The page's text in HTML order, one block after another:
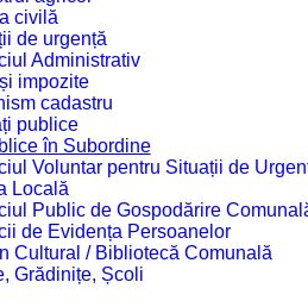
civilă
de urgență
Administrativ
impozite
cadastru
publice
în Subordine
Voluntar pentru Situații de
Locală
Public de Gospodărire
de Evidența Persoanelor
Cultural / Bibliotecă Comunală
Grădinițe, Școli